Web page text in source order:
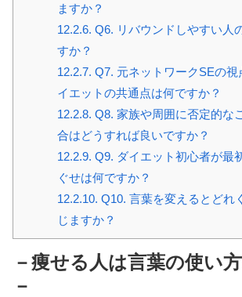
ますか？
12.2.6. Q6. リバウンドしやすい人
すか？
12.2.7. Q7. 元ネットワークSEの視
イエットの共通点は何ですか？
12.2.8. Q8. 家族や周囲に否定的な
合はどうすれば良いですか？
12.2.9. Q9. ダイエット初心者が最
ぐせは何ですか？
12.2.10. Q10. 言葉を変えるとどれ
じますか？
－痩せる人は言葉の使い
－